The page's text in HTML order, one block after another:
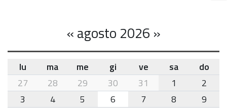
«agosto 2026 »
month-
8
lu ma me gi ve sa
do
27
28 29 30 31 1
2
3
4 5 6 7 8
9